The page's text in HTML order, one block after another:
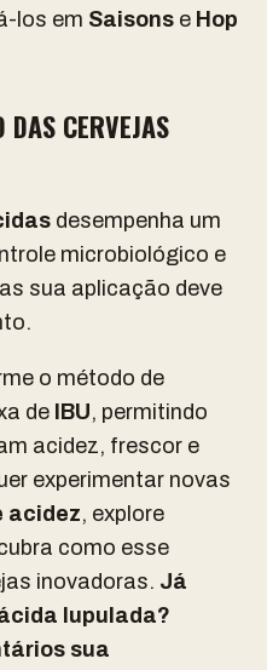
los em Saisons e Hop
CERVEJAS
desempenha um
microbiológico e
sua aplicação deve
o método de
de IBU, permitindo
acidez, frescor e
experimentar novas
acidez, explore
como esse
inovadoras. Já
lupulada?
sua